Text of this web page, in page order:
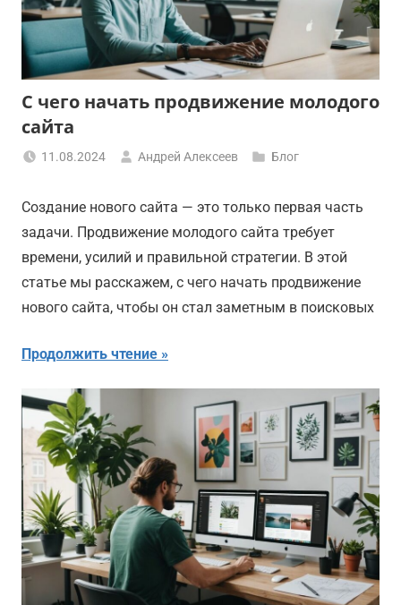
С чего начать продвижение молодого
сайта
11.08.2024 Андрей Алексеев Блог
Создание нового сайта — это только первая часть
задачи. Продвижение молодого сайта требует
времени, усилий и правильной стратегии. В этой
статье мы расскажем, с чего начать продвижение
нового сайта, чтобы он стал заметным в поисковых
Продолжить чтение